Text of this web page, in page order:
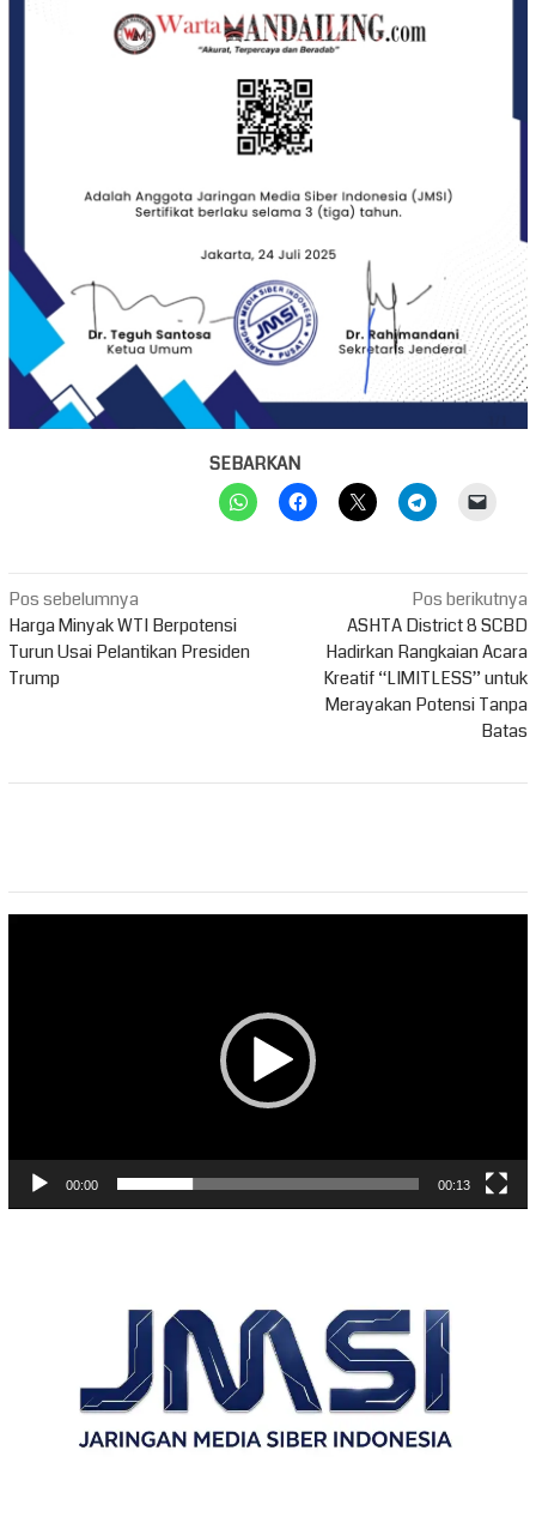
SEBARKAN
Navigasi
pos
Pos sebelumnya
Harga Minyak WTI Berpotensi
Turun Usai Pelantikan Presiden
Trump
Pos berikutnya
ASHTA District 8 SCBD
Hadirkan Rangkaian Acara
Kreatif “LIMITLESS” untuk
Merayakan Potensi Tanpa
Batas
00:00 00:13